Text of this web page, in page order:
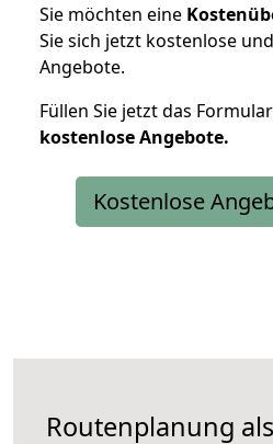
Sie möchten eine
Sie sich jetzt kostenlose
Angebote.
Füllen Sie jetzt das
kostenloseAngebote.
Kostenlose
Routenplanung